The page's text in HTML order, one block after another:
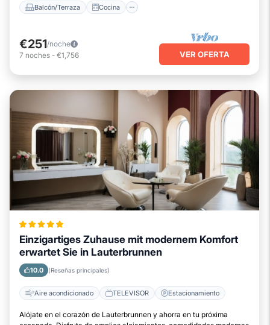
Balcón/Terraza Cocina
€251/noche
7 noches - €1,756 VER OFERTA
Einzigartiges Zuhause mit modernem Komfort
erwartet Sie in Lauterbrunnen
10.0 (Reseñas principales)
Aire acondicionado TELEVISOR Estacionamiento
Alójate en el corazón de Lauterbrunnen y ahorra en tu próxima